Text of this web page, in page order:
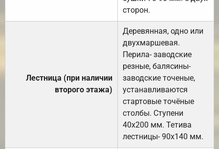
сторон.
Лестница (при наличии
второго этажа)
Деревянная, одно или
двухмаршевая.
Перила- заводские
резные, балясины-
заводские точеные,
устанавливаются
стартовые точёные
столбы. Ступени
40х200 мм. Тетива
лестницы- 90х140 мм.